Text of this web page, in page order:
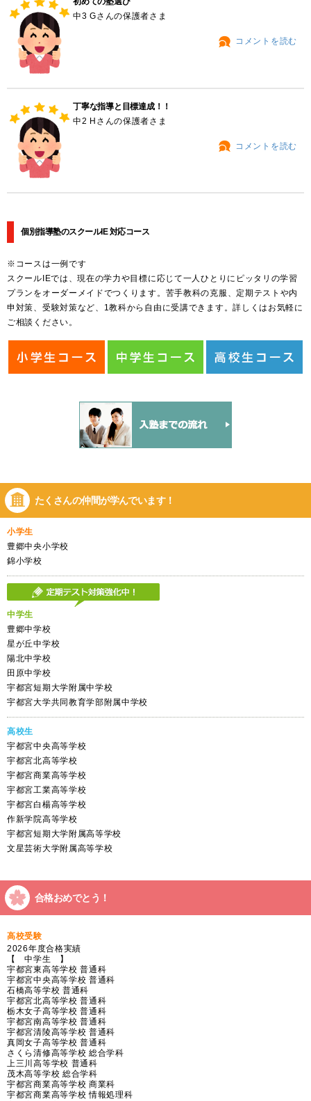
中3 Gさんの保護者さま
コメントを読む
丁寧な指導と目標達成！！
中2 Hさんの保護者さま
コメントを読む
個別指導塾のスクールIE 対応コース
※コースは一例です
スクールIEでは、現在の学力や目標に応じて一人ひとりにピッタリの学習
プランをオーダーメイドでつくります。苦手教科の克服、定期テストや内
申対策、受験対策など、1教科から自由に受講できます。詳しくはお気軽に
ご相談ください。
たくさんの仲間が学んでいます！
小学生
豊郷中央小学校
錦小学校
中学生
豊郷中学校
星が丘中学校
陽北中学校
田原中学校
宇都宮短期大学附属中学校
宇都宮大学共同教育学部附属中学校
高校生
宇都宮中央高等学校
宇都宮北高等学校
宇都宮商業高等学校
宇都宮工業高等学校
宇都宮白楊高等学校
作新学院高等学校
宇都宮短期大学附属高等学校
文星芸術大学附属高等学校
合格おめでとう！
高校受験
2026年度合格実績
【 中学生 】
宇都宮東高等学校 普通科
宇都宮中央高等学校 普通科
石橋高等学校 普通科
宇都宮北高等学校 普通科
栃木女子高等学校 普通科
宇都宮南高等学校 普通科
宇都宮清陵高等学校 普通科
真岡女子高等学校 普通科
さくら清修高等学校 総合学科
上三川高等学校 普通科
茂木高等学校 総合学科
宇都宮商業高等学校 商業科
宇都宮商業高等学校 情報処理科